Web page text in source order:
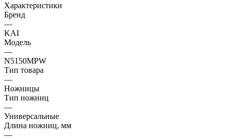
Характеристики
Бренд
—
KAI
Модель
—
N5150MPW
Тип товара
—
Ножницы
Тип ножниц
—
Универсальные
Длина ножниц, мм
—